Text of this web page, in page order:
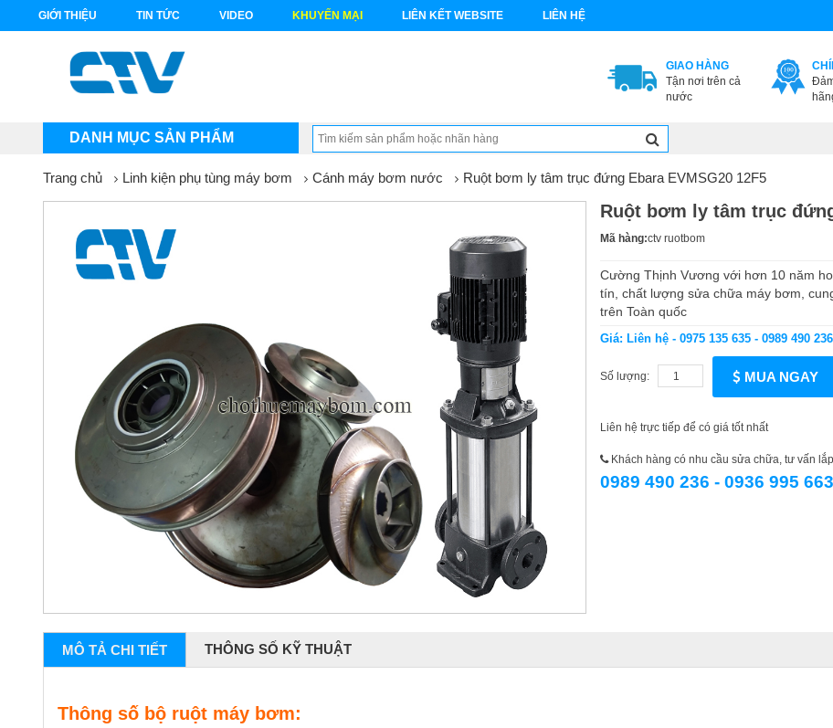
GIỚI THIỆU TIN TỨC VIDEO KHUYẾN MẠI LIÊN KẾT WEBSITE LIÊN HỆ
GIAO HÀNG
Tận nơi trên cả
nước
DANH MỤC SẢN PHẨM
Trang chủ Linh kiện phụ tùng máy bơm Cánh máy bơm nước Ruột bơm ly tâm trục đứng Ebara EVMSG20 12F5
Ruột bơm ly tâm trục
Mã hàng:ctv ruotbom
Cường Thịnh Vương với hơn 10 năm
tín, chất lượng sửa chữa máy bơm,
trên Toàn quốc
Giá: Liên hệ - 0975 135 635 - 0989 490
Số lượng: MUA NGAY
Liên hệ trực tiếp để có giá tốt nhất
Khách hàng có nhu cầu sửa chữa, tư vấn
0989 490 236 - 0936 995 663
MÔ TẢ CHI TIẾT THÔNG SỐ KỸ THUẬT
Thông số bộ ruột máy bơm: